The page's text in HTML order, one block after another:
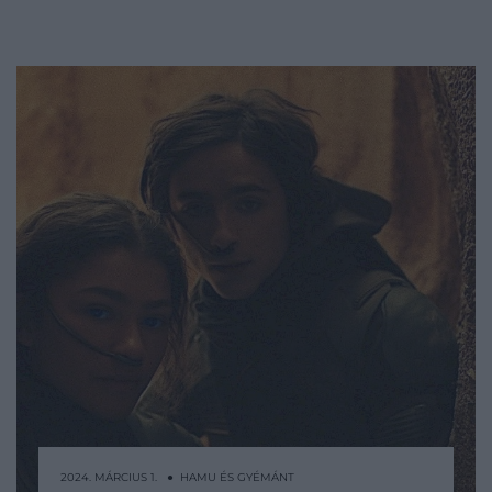
2024. MÁRCIUS 1. ● HAMU ÉS GYÉMÁNT